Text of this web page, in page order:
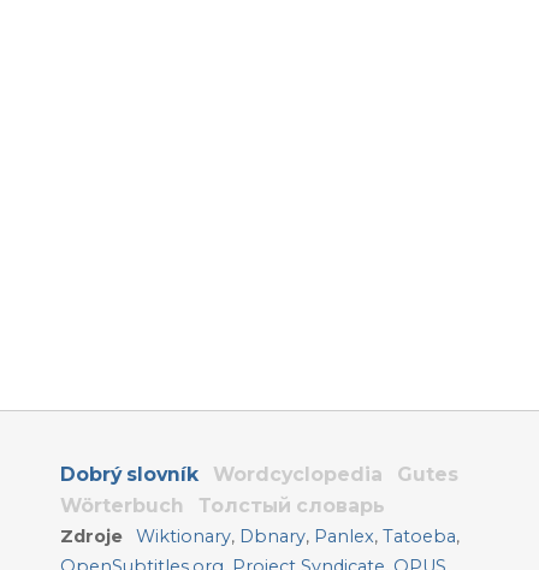
Dobrý slovník Wordcyclopedia
Gutes
Wörterbuch
Толстый словарь
Zdroje Wiktionary, Dbnary, Panlex,Tatoeba,